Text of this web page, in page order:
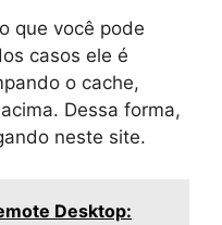
que você pode
casos ele é
o cache,
Dessa forma,
neste site.
Desktop: